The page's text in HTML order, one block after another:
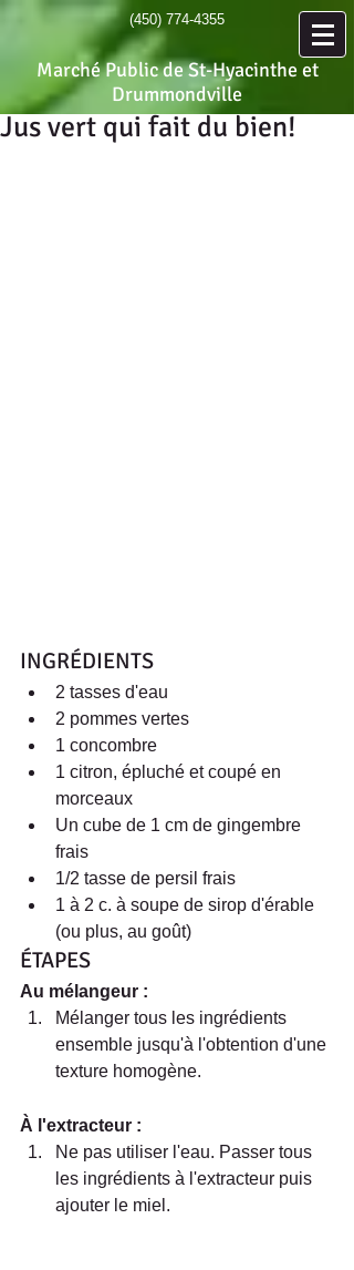
(450) 774-4355
Marché Public de St-Hyacinthe et
Drummondville
Jus vert qui fait du bien!
INGRÉDIENTS
2 tasses d'eau
2 pommes vertes
1 concombre
1 citron, épluché et coupé en
morceaux
Un cube de 1 cm de gingembre
frais
1/2 tasse de persil frais
1 à 2 c. à soupe de sirop d'érable
(ou plus, au goût)
ÉTAPES
Au mélangeur :
Mélanger tous les ingrédients
ensemble jusqu'à l'obtention d'une
texture homogène.
À l'extracteur :
Ne pas utiliser l'eau. Passer tous
les ingrédients à l'extracteur puis
ajouter le miel.